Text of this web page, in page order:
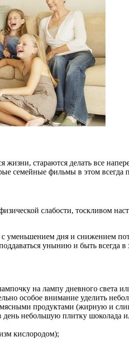
стараются делать все
семейные фильмы в этом всегда
слабости, тоскливом
с уменьшением дня и снижением
унынию и быть всегда
на лампу дневного света
особое внимание уделить
продуктами (жирную и
день небольшую плитку
кислородом);